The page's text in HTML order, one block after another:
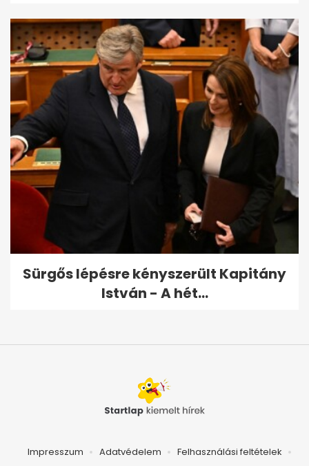
Sürgős lépésre kényszerült Kapitány
István - A hét...
Impresszum Adatvédelem Felhasználási feltételek